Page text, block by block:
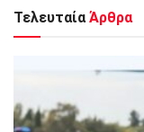
Τελευταία Άρθρα